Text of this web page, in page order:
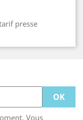
presse
Vous